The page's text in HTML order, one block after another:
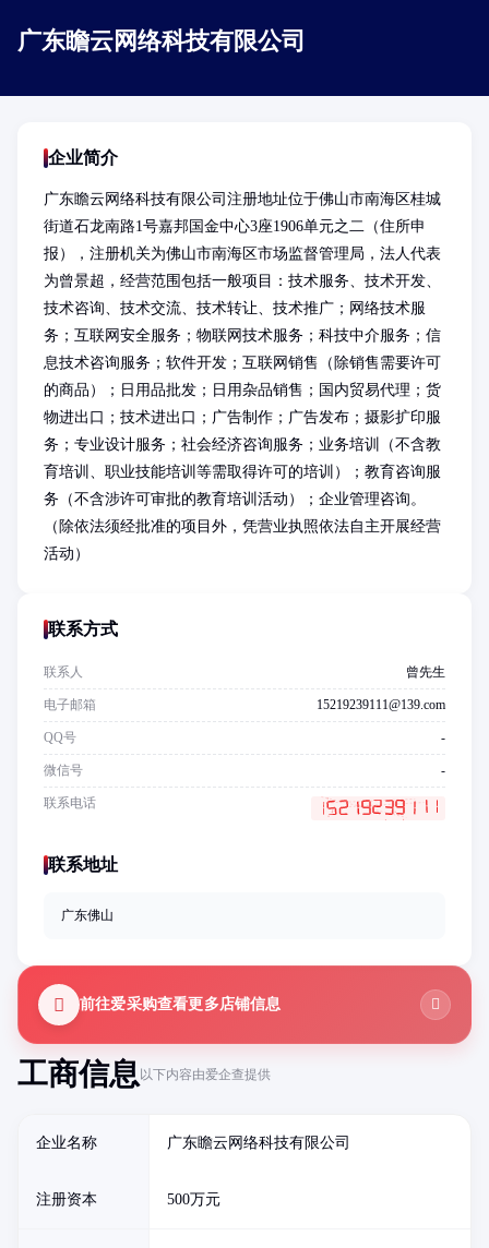
广东瞻云网络科技有限公司
工商信息以下内容由爱企查提供
企业名称 广东瞻云网络科技有限公司
注册资本 500万元
企业简介
广东瞻云网络科技有限公司注册地址位于佛山市南海区桂城
街道石龙南路1号嘉邦国金中心3座1906单元之二（住所申
报），注册机关为佛山市南海区市场监督管理局，法人代表
为曾景超，经营范围包括一般项目：技术服务、技术开发、
技术咨询、技术交流、技术转让、技术推广；网络技术服
务；互联网安全服务；物联网技术服务；科技中介服务；信
息技术咨询服务；软件开发；互联网销售（除销售需要许可
的商品）；日用品批发；日用杂品销售；国内贸易代理；货
物进出口；技术进出口；广告制作；广告发布；摄影扩印服
务；专业设计服务；社会经济咨询服务；业务培训（不含教
育培训、职业技能培训等需取得许可的培训）；教育咨询服
务（不含涉许可审批的教育培训活动）；企业管理咨询。
（除依法须经批准的项目外，凭营业执照依法自主开展经营
活动）
联系方式
联系人 曾先生
电子邮箱 15219239111@139.com
QQ号 -
微信号 -
联系电话
联系地址
广东佛山
前往爱采购查看更多店铺信息